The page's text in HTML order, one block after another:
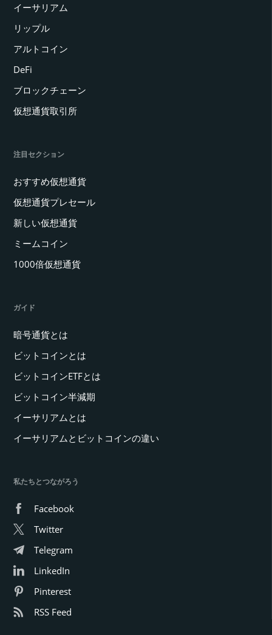
イーサリアム
リップル
アルトコイン
DeFi
ブロックチェーン
仮想通貨取引所
注目セクション
おすすめ仮想通貨
仮想通貨プレセール
新しい仮想通貨
ミームコイン
1000倍仮想通貨
ガイド
暗号通貨とは
ビットコインとは
ビットコインETFとは
ビットコイン半減期
イーサリアムとは
イーサリアムとビットコインの違い
私たちとつながろう
Facebook
Twitter
Telegram
LinkedIn
Pinterest
RSS Feed